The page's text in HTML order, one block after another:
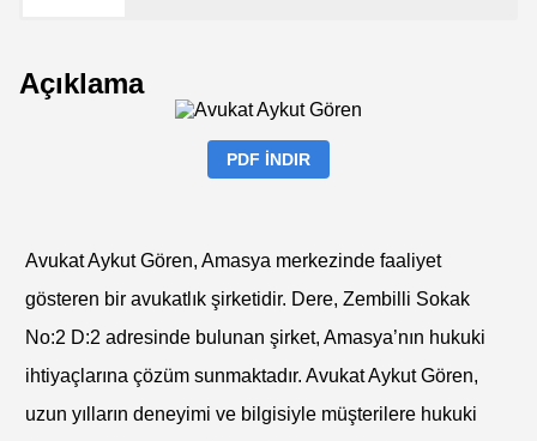
Açıklama
PDF İNDIR
Avukat Aykut Gören, Amasya merkezinde faaliyet
gösteren bir avukatlık şirketidir. Dere, Zembilli Sokak
No:2 D:2 adresinde bulunan şirket, Amasya’nın hukuki
ihtiyaçlarına çözüm sunmaktadır. Avukat Aykut Gören,
uzun yılların deneyimi ve bilgisiyle müşterilere hukuki